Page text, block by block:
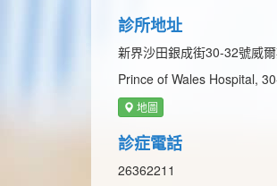
診所地址
新界沙田銀成街30-32號威
Prince of Wales Hospital,
地圖
診症電話
26362211